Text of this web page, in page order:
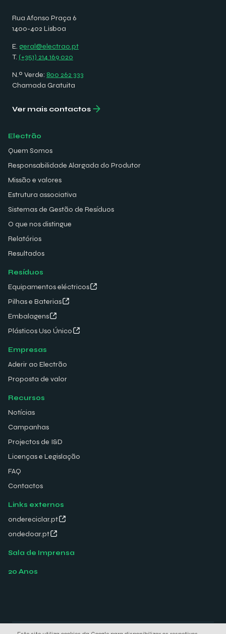
Rua Afonso Praça 6
1400-402 Lisboa
E. geral@electrao.pt
T. (+351) 214 169 020
N.º Verde: 800 262 333
Chamada Gratuita
Ver mais contactos
Electrão
Quem Somos
Responsabilidade Alargada do Produtor
Missão e valores
Estrutura associativa
Sistemas de Gestão de Resíduos
O que nos distingue
Relatórios
Resultados
Resíduos
Equipamentos eléctricos
Pilhas e Baterias
Embalagens
Plásticos Uso Único
Empresas
Aderir ao Electrão
Proposta de valor
Recursos
Notícias
Campanhas
Projectos de I&D
Licenças e Legislação
FAQ
Contactos
Links externos
ondereciclar.pt
ondedoar.pt
Sala de Imprensa
20 Anos